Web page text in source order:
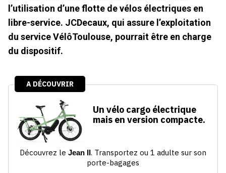
l’utilisation d’une flotte de vélos électriques en
libre-service. JCDecaux, qui assure l’exploitation
du service VélôToulouse, pourrait être en charge
du dispositif.